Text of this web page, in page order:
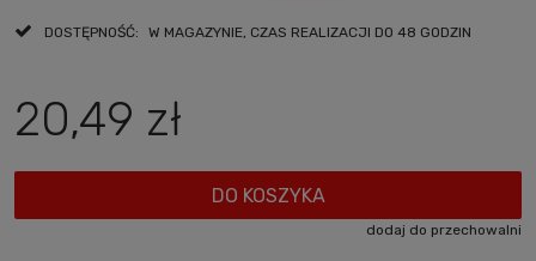
DOSTĘPNOŚĆ: W MAGAZYNIE, CZAS REALIZACJI DO 48 GODZIN
20,49 zł
DO KOSZYKA
dodaj do przechowalni